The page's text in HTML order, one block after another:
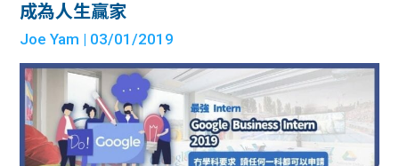
成為人生贏家
Joe Yam | 03/01/2019